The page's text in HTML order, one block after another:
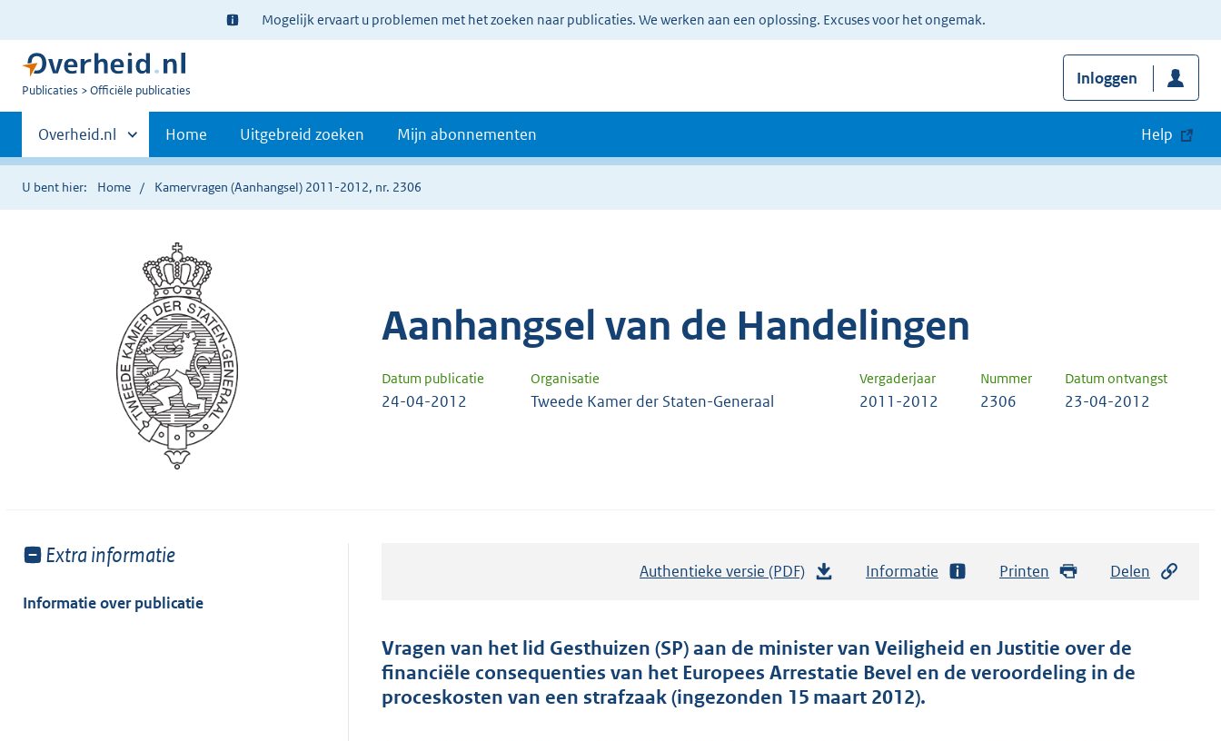
Ter
informatie:
Mogelijk ervaart u problemen met het zoeken naar publicaties. We werken aan een oplossing. Excuses voor het ongemak.
U
Publicaties Officiële publicaties
Inloggen
Primaire
navigatie
Andere
sites
binnen
Overheid.nl Home Uitgebreid zoeken Mijn abonnementen Help
U bent hier: Home Kamervragen (Aanhangsel) 2011-2012, nr. 2306
Aanhangsel van de Handelingen
Datum publicatie Organisatie Vergaderjaar Nummer Datum ontvangst
24-04-2012 Tweede Kamer der Staten-Generaal 2011-2012 2306 23-04-2012
Toon
van:
Extra informatie
Informatie over publicatie
Authentieke versie (PDF)
t
a
n
Informatie Printen Delen
Vragen van het lid Gesthuizen (SP) aan de minister van Veiligheid en Justitie over de
financiële consequenties van het Europees Arrestatie Bevel en de veroordeling in de
proceskosten van een strafzaak (ingezonden 15 maart 2012).